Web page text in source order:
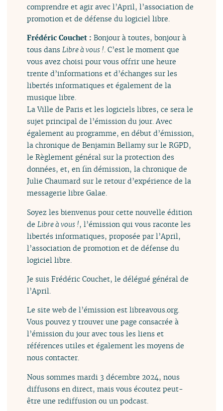
comprendre et agir avec l’April, l’association de
promotion et de défense du logiciel libre.
Frédéric Couchet :Bonjour à toutes, bonjour à
tous dansLibre à vous !. C’est le moment que
vous avez choisi pour vous offrir une heure
trente d’informations et d’échanges sur les
libertés informatiques et également de la
musique libre.
La Ville de Paris et les logiciels libres, ce sera le
sujet principal de l’émission du jour. Avec
également au programme, en début d’émission,
la chronique de Benjamin Bellamy sur le RGPD,
le Règlement général sur la protection des
données, et, en fin démission, la chronique de
Julie Chaumard sur le retour d’expérience de la
messagerie libre Galae.
Soyez les bienvenus pour cette nouvelle édition
de Libre à vous !, l’émission qui vous raconte les
libertés informatiques, proposée par l’April,
l’association de promotion et de défense du
logiciel libre.
Je suis Frédéric Couchet, le délégué général de
l’April.
Le site web de l’émission est libreavous.org.
Vous pouvez y trouver une page consacrée à
l’émission du jour avec tous les liens et
références utiles et également les moyens de
nous contacter.
Nous sommes mardi 3 décembre 2024, nous
diffusons en direct, mais vous écoutez peut-
être une rediffusion ou un podcast.